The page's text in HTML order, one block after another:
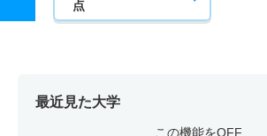
点
最近見た大学
この機能をOFF